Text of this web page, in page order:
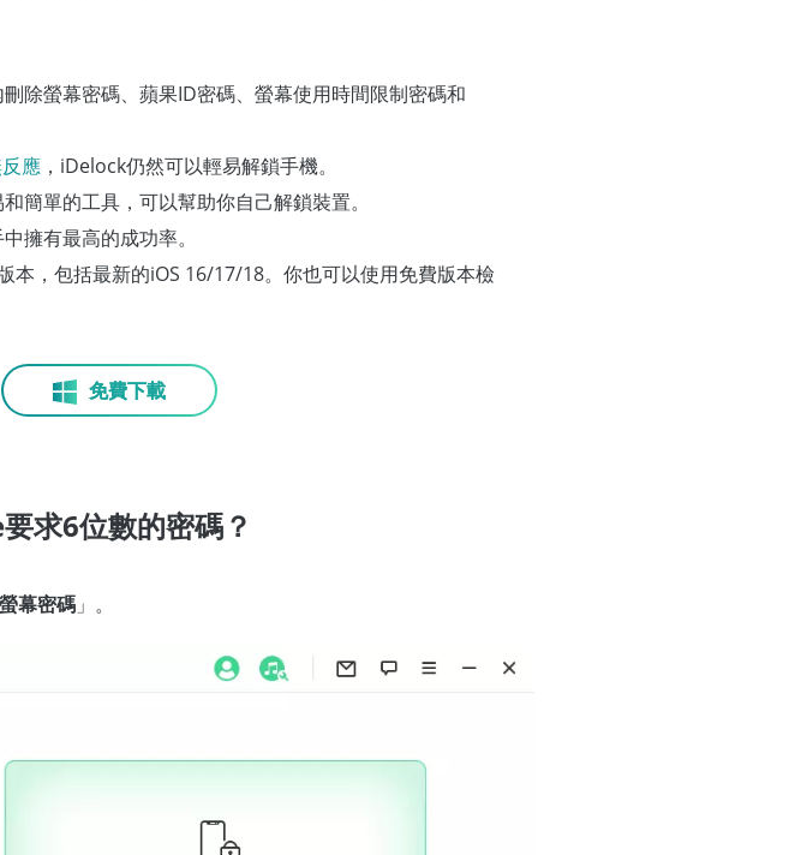
除螢幕密碼、蘋果ID密碼、螢幕使用時間限制密碼和
應 ，iDelock仍然可以輕易解鎖手機。
簡單的工具，可以幫助你自己解鎖裝置。
擁有最高的成功率。
本，包括最新的iOS 16/17/18。你也可以使用免費版本檢
免費下載
求6位數的密碼？
幕密碼 」。